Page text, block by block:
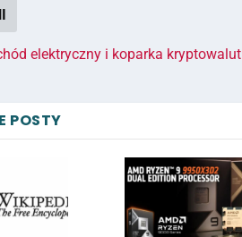
elektryczny i koparka
POSTY